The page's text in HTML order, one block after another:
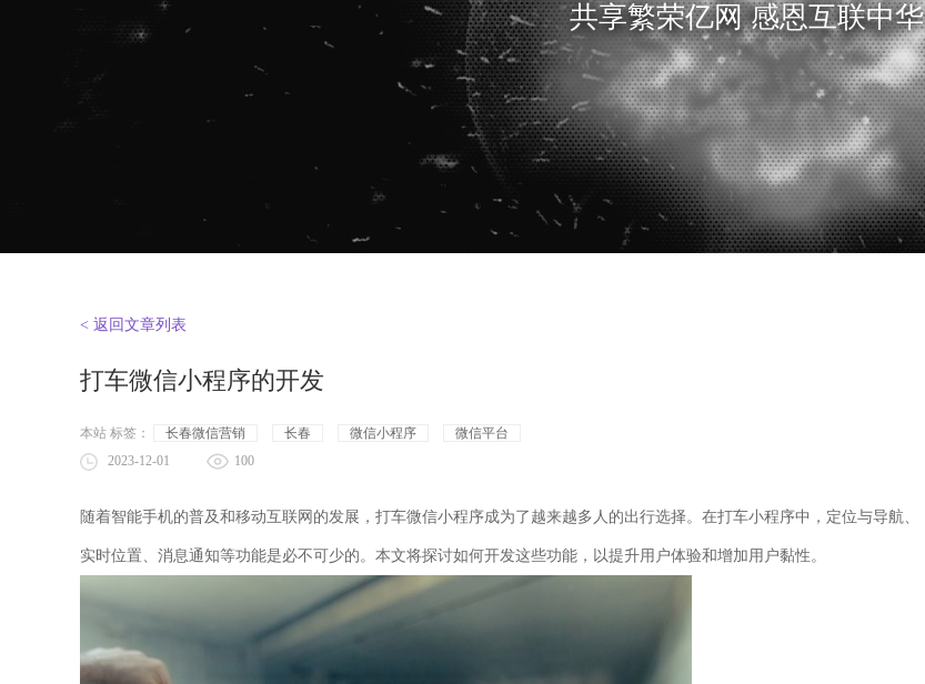
共享繁荣亿网 感恩互联中华
< 返回文章列表
打车微信小程序的开发
本站 标签： 长春微信营销 长春 微信小程序
微信平台
2023-12-01
100
随着智能手机的普及和移动互联网的发展，打车微信小程序成为了越来越多人的出行选择。在打车小程序中，定位与导航、
实时位置、消息通知等功能是必不可少的。本文将探讨如何开发这些功能，以提升用户体验和增加用户黏性。